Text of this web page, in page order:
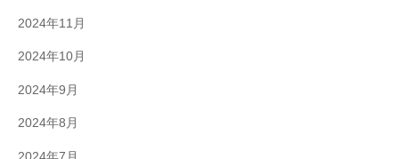
2024年11月
2024年10月
2024年9月
2024年8月